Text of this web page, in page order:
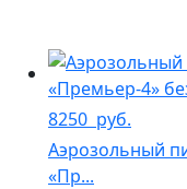
8250 руб.
Аэрозольный
«Пр...